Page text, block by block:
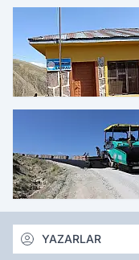
YAZARLAR